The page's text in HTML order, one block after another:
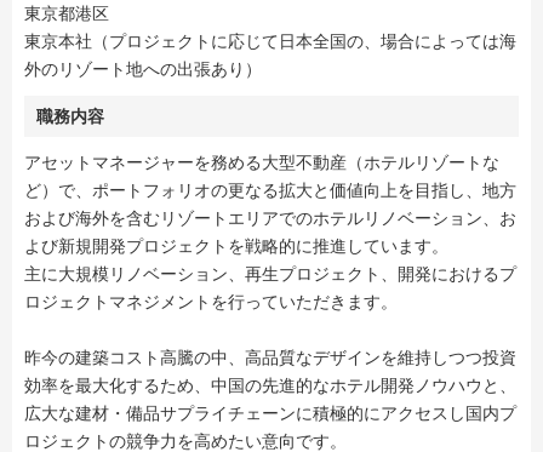
東京都港区
東京本社（プロジェクトに応じて日本全国の、場合によっては海
外のリゾート地への出張あり）
職務内容
アセットマネージャーを務める大型不動産（ホテルリゾートな
ど）で、ポートフォリオの更なる拡大と価値向上を目指し、地方
および海外を含むリゾートエリアでのホテルリノベーション、お
よび新規開発プロジェクトを戦略的に推進しています。
主に大規模リノベーション、再生プロジェクト、開発におけるプ
ロジェクトマネジメントを行っていただきます。
昨今の建築コスト高騰の中、高品質なデザインを維持しつつ投資
効率を最大化するため、中国の先進的なホテル開発ノウハウと、
広大な建材・備品サプライチェーンに積極的にアクセスし国内プ
ロジェクトの競争力を高めたい意向です。